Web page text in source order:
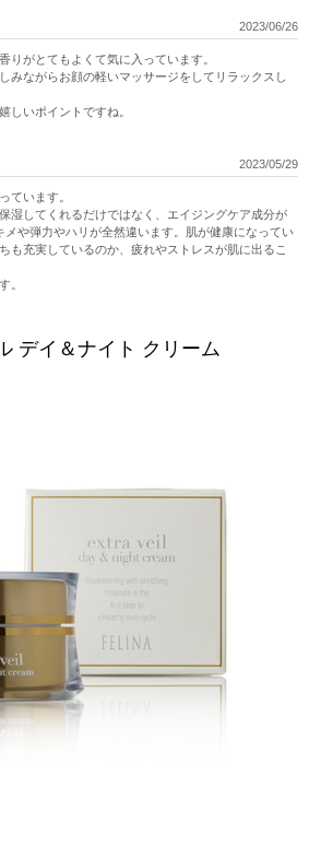
2023/06/26
りがとてもよくて気に入っています。
みながらお顔の軽いマッサージをしてリラックスし
しいポイントですね。
2023/05/29
ています。
湿してくれるだけではなく、エイジングケア成分が
や弾力やハリが全然違います。肌が健康になってい
も充実しているのか、疲れやストレスが肌に出るこ
。
デイ＆ナイト クリーム